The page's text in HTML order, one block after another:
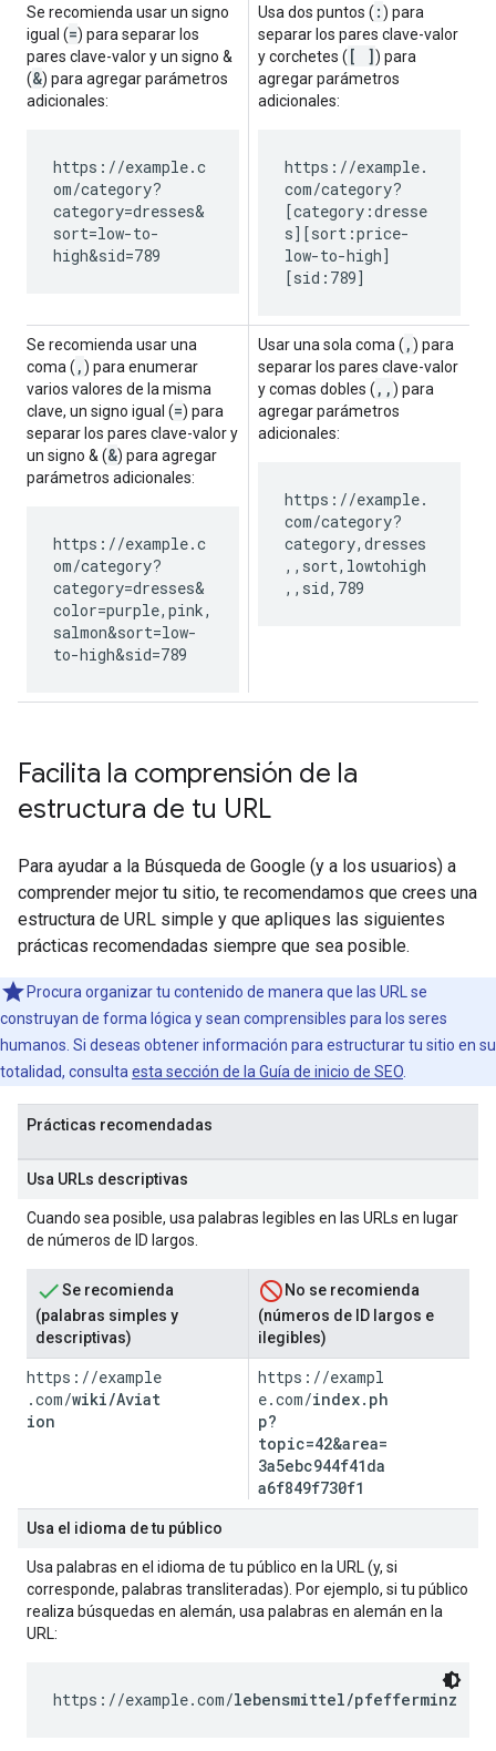
Se recomienda usar un signo
igual (=) para separar los
pares clave-valor y un signo &
(&) para agregar parámetros
adicionales:
https://example.c
om/category?
category=dresses&
sort=low-to-
high&sid=789
Usa dos puntos ( :) para
separar los pares clave-valor
y corchetes ( [ ]) para
agregar parámetros
adicionales:
https://example.
com/category?
[category:dresse
s][sort:price-
low-to-high]
[sid:789]
Se recomienda usar una
coma ( ,) para enumerar
varios valores de la misma
clave, un signo igual (=) para
separar los pares clave-valor y
un signo & (&) para agregar
parámetros adicionales:
https://example.c
om/category?
category=dresses&
color=purple,pink,
salmon&sort=low-
to-high&sid=789
Usar una sola coma ( ,) para
separar los pares clave-valor
y comas dobles ( , ,) para
agregar parámetros
adicionales:
https://example.
com/category?
category,dresses
,,sort,lowtohigh
,,sid,789
Facilita la comprensión de la
estructura de tu URL
Para ayudar a la Búsqueda de Google (y a los usuarios) a
comprender mejor tu sitio, te recomendamos que crees una
estructura de URL simple y que apliques las siguientes
prácticas recomendadas siempre que sea posible.
Procura organizar tu contenido de manera que las URL se
construyan de forma lógica y sean comprensibles para los seres
humanos. Si deseas obtener información para estructurar tu sitio en su
totalidad, consulta esta sección de la Guía de inicio de SEO
Prácticas recomendadas
Usa URLs descriptivas
Cuando sea posible, usa palabras legibles en las URLs en lugar
de números de ID largos.
Se recomienda
(palabras simples y
descriptivas)
No se recomienda
(números de ID largos e
ilegibles)
https://example
.com/wiki/Aviat
ion
https://exampl
e.com/index.ph
p?
topic=42&area=
3a5ebc944f41da
a6f849f730f1
Usa el idioma de tu público
Usa palabras en el idioma de tu público en la URL (y, si
corresponde, palabras transliteradas). Por ejemplo, si tu público
realiza búsquedas en alemán, usa palabras en alemán en la
URL:
https://example.com/lebensmittel/pfefferminz